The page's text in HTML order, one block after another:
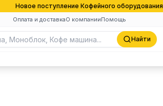
Новое поступление Кофейного оборудования
Оплата и доставкаО компанииПомощь
Найти